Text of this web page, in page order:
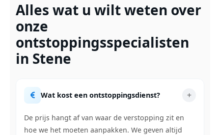
Alles wat u wilt weten over
onze
ontstoppingsspecialisten
in Stene
Wat kost een ontstoppingsdienst?
De prijs hangt af van waar de verstopping zit en
hoe we het moeten aanpakken. We geven altijd